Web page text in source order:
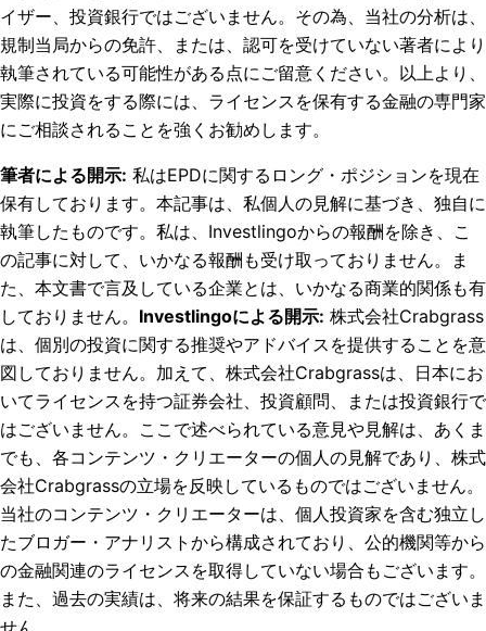
イザー、投資銀行ではございません。その為、当社の分析は、
規制当局からの免許、または、認可を受けていない著者により
執筆されている可能性がある点にご留意ください。以上より、
実際に投資をする際には、ライセンスを保有する金融の専門家
にご相談されることを強くお勧めします。
筆者による開示: 私はEPDに関するロング・ポジションを現在
保有しております。 本記事は、私個人の見解に基づき、独自に
執筆したものです。私は、Investlingoからの報酬を除き、こ
の記事に対して、いかなる報酬も受け取っておりません。ま
た、本文書で言及している企業とは、いかなる商業的関係も有
しておりません。 Investlingoによる開示: 株式会社Crabgrass
は、個別の投資に関する推奨やアドバイスを提供することを意
図しておりません。加えて、株式会社Crabgrassは、日本にお
いてライセンスを持つ証券会社、投資顧問、または投資銀行で
はございません。ここで述べられている意見や見解は、あくま
でも、各コンテンツ・クリエーターの個人の見解であり、株式
会社Crabgrassの立場を反映しているものではございません。
当社のコンテンツ・クリエーターは、個人投資家を含む独立し
たブロガー・アナリストから構成されており、公的機関等から
の金融関連のライセンスを取得していない場合もございます。
また、過去の実績は、将来の結果を保証するものではございま
せん。